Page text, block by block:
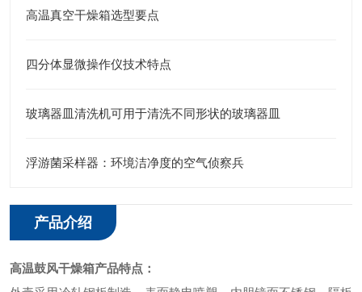
高温真空干燥箱选型要点
四分体显微操作仪技术特点
玻璃器皿清洗机可用于清洗不同形状的玻璃器皿
浮游菌采样器：环境洁净度的空气侦察兵
产品介绍
高温鼓风干燥箱产品特点：